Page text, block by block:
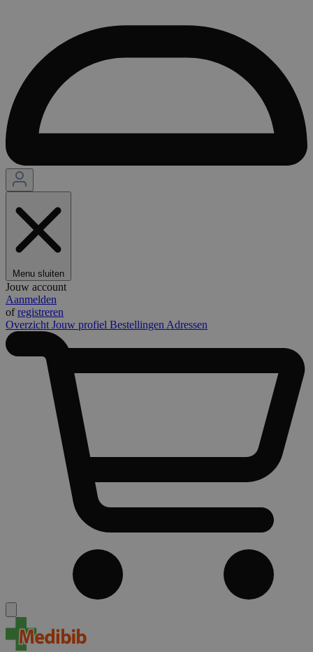
Menu sluiten
Jouw account
Aanmelden
ofregistreren
Overzicht Jouw profiel Bestellingen Adressen